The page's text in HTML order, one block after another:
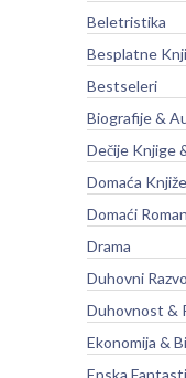
Beletristika
Besplatne
Bestseleri
Biografije &
Dečije Knjige
Domaća
Domaći
Drama
Duhovni
Duhovnost &
Ekonomija &
Epska